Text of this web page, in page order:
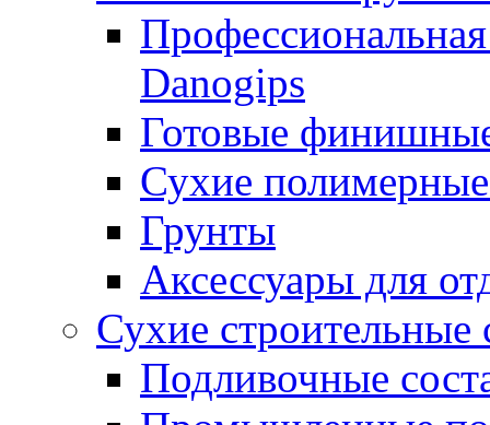
Danogips
Готовые
Сухие
Грунты
Аксессуары для
Сухие строительные
Подливочные